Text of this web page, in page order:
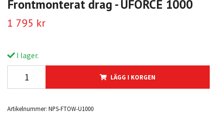
Frontmonterat drag - UFORCE 1000
1 795 kr
I lager.
LÄGG I KORGEN
Artikelnummer: NPS-FTOW-U1000